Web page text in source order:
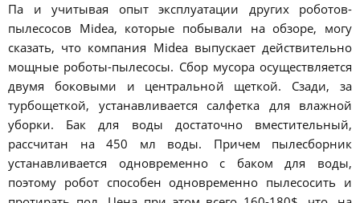
Па и учитывая опыт эксплуатации других роботов-
пылесосов Midea, которые побывали на обзоре, могу
сказать, что компания Midea выпускает действительно
мощные роботы-пылесосы. Сбор мусора осуществляется
двумя боковыми и центральной щеткой. Сзади, за
турбощеткой, устанавливается салфетка для влажной
уборки. Бак для воды достаточно вместительный,
рассчитан на 450 мл воды. Причем пылесборник
устанавливается одновременно с баком для воды,
поэтому робот способен одновременно пылесосить и